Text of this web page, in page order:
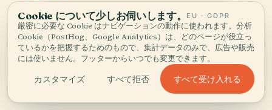
96か国1,100以上の都市に対応したオーディオガイ
ド。歴史、物語、現地の知識をオフラインでお楽し
みいただけます。
アプリをダウンロード
Cookie について少しお伺いします。 EU · GDPR
厳密に必要な Cookie はナビゲーションの動作に使われます。分析
Cookie（PostHog、Google Analytics）は、どのページが役立っ
ているかを把握するためのもので、集計データのみで、広告や販売
には使いません。フッターからいつでも変更できます。
カスタマイズ すべて拒否 すべて受け入れる